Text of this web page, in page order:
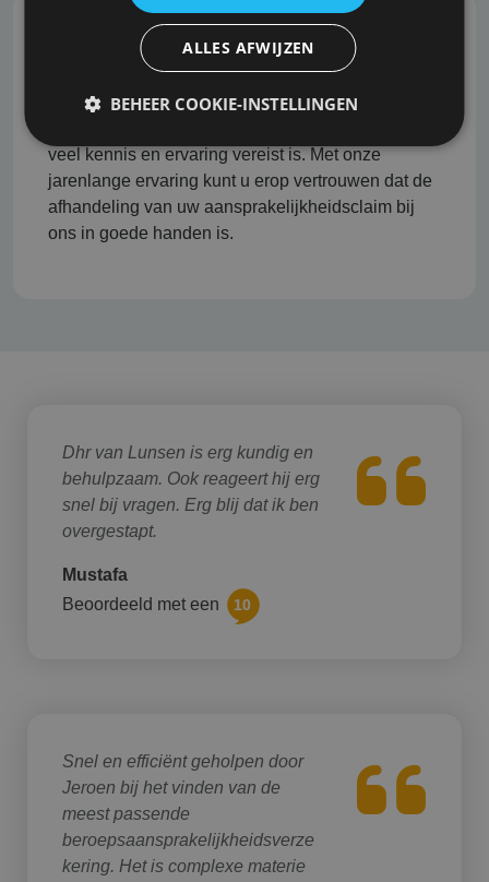
Professionele schadeafhandeling
Het afhandelen van aansprakelijkheidsclaims kan
veel kennis en ervaring vereist is. Met onze
jarenlange ervaring kunt u erop vertrouwen dat de
afhandeling van uw aansprakelijkheidsclaim bij
ons in goede handen is.
Dhr van Lunsen is erg kundig en
behulpzaam. Ook reageert hij erg
snel bij vragen. Erg blij dat ik ben
overgestapt.
Mustafa
Beoordeeld met een
10
Snel en efficiënt geholpen door
Jeroen bij het vinden van de
meest passende
beroepsaansprakelijkheidsverze
kering. Het is complexe materie
ALLES AFWIJZEN
BEHEER COOKIE-INSTELLINGEN